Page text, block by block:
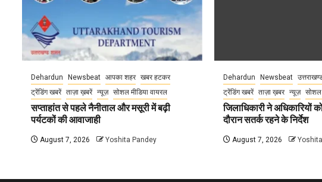
Dehardun Newsbeat आपका शहर खबर हटकर
ट्रेंडिंग खबरें ताज़ा ख़बरें न्यूज़ सोशल मीडिया वायरल
सप्ताहांत से पहले नैनीताल और मसूरी में बढ़ी
पर्यटकों की आवाजाही
August 7, 2026 Yoshita Pandey
Dehardun Newsbeat
ट्रेंडिंग खबरें
ताज़ा ख़बर न्यूज़ सोशल
जिलाधिकारी ने अधिकारियों
दौरान सतर्क रहने के निर्देश
August 7, 2026